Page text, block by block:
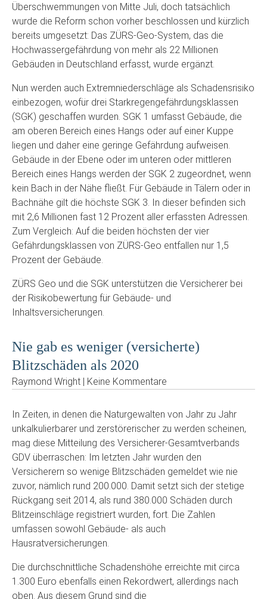
Überschwemmungen von Mitte Juli, doch tatsächlich
wurde die Reform schon vorher beschlossen und kürzlich
bereits umgesetzt: Das ZÜRS-Geo-System, das die
Hochwassergefährdung von mehr als 22 Millionen
Gebäuden in Deutschland erfasst, wurde ergänzt.
Nun werden auch Extremniederschläge als Schadensrisiko
einbezogen, wofür drei Starkregengefährdungsklassen
(SGK) geschaffen wurden. SGK 1 umfasst Gebäude, die
am oberen Bereich eines Hangs oder auf einer Kuppe
liegen und daher eine geringe Gefährdung aufweisen.
Gebäude in der Ebene oder im unteren oder mittleren
Bereich eines Hangs werden der SGK 2 zugeordnet, wenn
kein Bach in der Nähe fließt. Für Gebäude in Tälern oder in
Bachnähe gilt die höchste SGK 3. In dieser befinden sich
mit 2,6 Millionen fast 12 Prozent aller erfassten Adressen.
Zum Vergleich: Auf die beiden höchsten der vier
Gefährdungsklassen von ZÜRS-Geo entfallen nur 1,5
Prozent der Gebäude.
ZÜRS Geo und die SGK unterstützen die Versicherer bei
der Risikobewertung für Gebäude- und
Inhaltsversicherungen.
Nie gab es weniger (versicherte)
Blitzschäden als 2020
Raymond Wright | Keine Kommentare
In Zeiten, in denen die Naturgewalten von Jahr zu Jahr
unkalkulierbarer und zerstörerischer zu werden scheinen,
mag diese Mitteilung des Versicherer-Gesamtverbands
GDV überraschen: Im letzten Jahr wurden den
Versicherern so wenige Blitzschäden gemeldet wie nie
zuvor, nämlich rund 200.000. Damit setzt sich der stetige
Rückgang seit 2014, als rund 380.000 Schäden durch
Blitzeinschläge registriert wurden, fort. Die Zahlen
umfassen sowohl Gebäude- als auch
Hausratversicherungen.
Die durchschnittliche Schadenshöhe erreichte mit circa
1.300 Euro ebenfalls einen Rekordwert, allerdings nach
oben. Aus diesem Grund sind die